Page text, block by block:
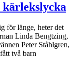
för länge, heter det
Linda Bengtzing,
Peter Ståhlgren,
två barn